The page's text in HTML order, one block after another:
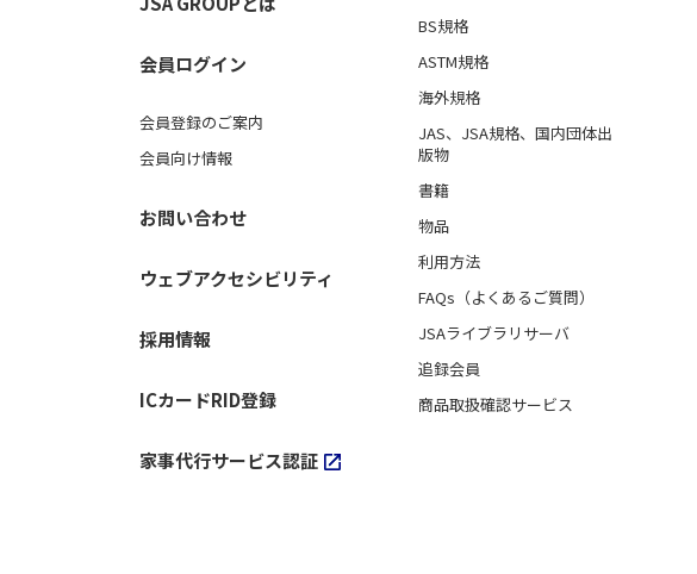
会員ログイン
会員登録のご案内
会員向け情報
お問い合わせ
ウェブアクセシビリティ
採用情報
ICカードRID登録
家事代行サービス認証
BS規格
ASTM規格
海外規格
JAS、JSA規格、国内団体出
版物
書籍
物品
利用方法
FAQs（よくあるご質問）
JSAライブラリサーバ
追録会員
商品取扱確認サービス